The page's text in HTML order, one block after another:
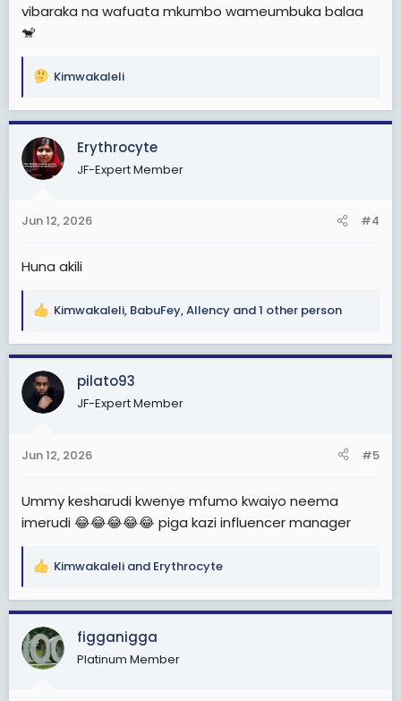
vibaraka na wafuata mkumbo wameumbuka balaa
🐒
R
a
c
t
i
s
Kimwakaleli
Erythrocyte
JF-Expert Member
Jun 12, 2026 #4
Huna akili
R
a
c
t
i
s
Kimwakaleli, BabuFey,Allency and 1 other person
pilato93
JF-Expert Member
Jun 12, 2026 #5
Ummy kesharudi kwenye mfumo kwaiyo neema
imerudi 😂😂😂😂😂 piga kazi influencer manager
R
a
c
t
i
Kimwakaleli and Erythrocyte
figganigga
Platinum Member